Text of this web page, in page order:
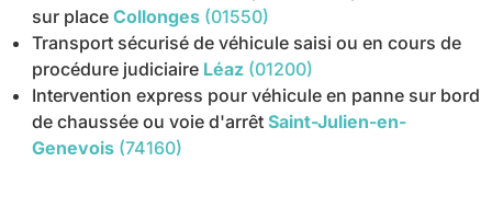
sur place Collonges (01550)
Transport sécurisé de véhicule saisi ou en cours de
procédure judiciaire Léaz (01200)
Intervention express pour véhicule en panne sur bord
de chaussée ou voie d'arrêt Saint-Julien-en-
Genevois (74160)